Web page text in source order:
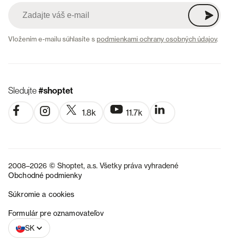
Vložením e-mailu súhlasíte spodmienkami ochrany osobných údajov.
Sledujte#shoptet
1.8k 11.7k
2008–2026 © Shoptet, a.s. Všetky práva vyhradené
Obchodné podmienky
Súkromie a cookies
Formulár pre oznamovateľov
SK